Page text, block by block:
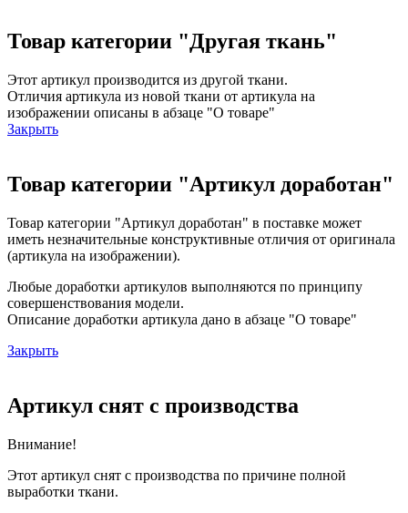
Товар категории "Другая ткань"
Этот артикул производится из другой ткани.
Отличия артикула из новой ткани от артикула на
изображении описаны в абзаце "О товаре"
Закрыть
Товар категории "Артикул доработан"
Товар категории "Артикул доработан" в поставке может
иметь незначительные конструктивные отличия от оригинала
(артикула на изображении).
Любые доработки артикулов выполняются по принципу
совершенствования модели.
Описание доработки артикула дано в абзаце "О товаре"
Закрыть
Артикул снят с производства
Внимание!
Этот артикул снят с производства по причине полной
выработки ткани.